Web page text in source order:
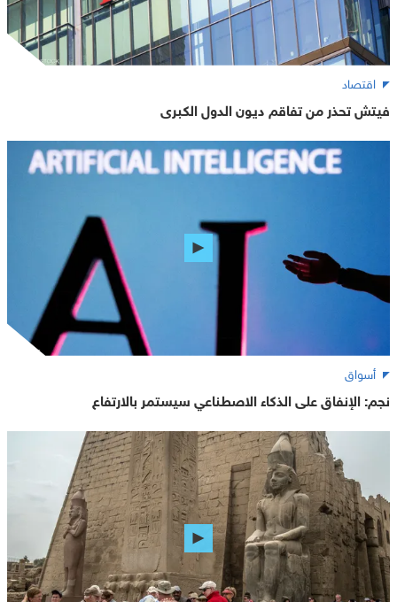
اقتصاد
فيتش تحذر من تفاقم ديون الدول الكبرى
أسواق
نجم: الإنفاق على الذكاء الاصطناعي سيستمر بالارتفاع